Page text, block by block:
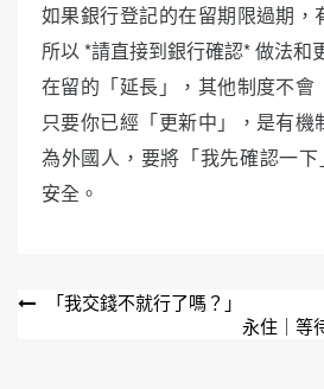
如果銀行登記的在留期限過期，
所以 *請直接到銀行確認* 做法和
在留的「延長」，其他制度不會
只要你已經「更新中」，是有
為外國人，要將「我先確認一
安全。
文
「我交錢不就行了嗎？」
永住｜等